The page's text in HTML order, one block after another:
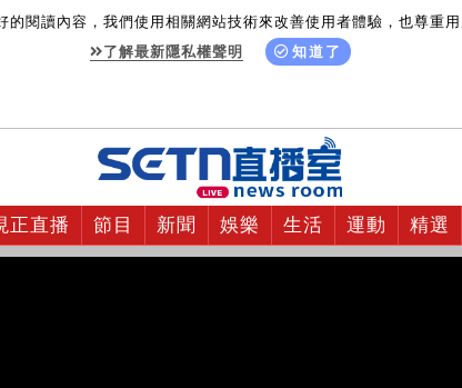
的閱讀內容，我們使用相關網站技術來改善使用者體驗，也尊重
了解最新隱私權聲明
知道了
正直播 節目 新聞 娛樂 生活 運動 精選